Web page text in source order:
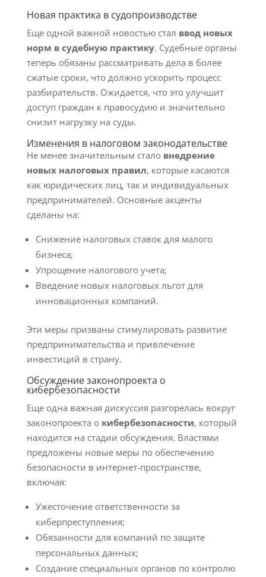
Новая практика в судопроизводстве
Еще одной важной новостью стал ввод новых
норм в судебную практику. Судебные органы
теперь обязаны рассматривать дела в более
сжатые сроки, что должно ускорить процесс
разбирательств. Ожидается, что это улучшит
доступ граждан к правосудию и значительно
снизит нагрузку на суды.
Изменения в налоговом законодательстве
Не менее значительным стало внедрение
новых налоговых правил, которые касаются
как юридических лиц, так и индивидуальных
предпринимателей. Основные акценты
сделаны на:
Снижение налоговых ставок для малого
бизнеса;
Упрощение налогового учета;
Введение новых налоговых льгот для
инновационных компаний.
Эти меры призваны стимулировать развитие
предпринимательства и привлечение
инвестиций в страну.
Обсуждение законопроекта о
кибербезопасности
Еще одна важная дискуссия разгорелась вокруг
законопроекта о кибербезопасности, который
находится на стадии обсуждения. Властями
предложены новые меры по обеспечению
безопасности в интернет-пространстве,
включая:
Ужесточение ответственности за
киберпреступления;
Обязанности для компаний по защите
персональных данных;
Создание специальных органов по контролю